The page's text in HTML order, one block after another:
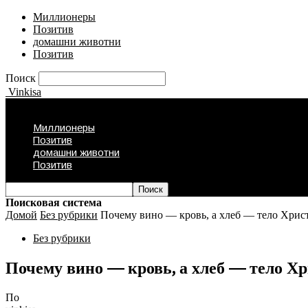
Миллионеры
Позитив
домашни животни
Позитив
Поиск
Vinkisa
Миллионеры
Позитив
домашни животни
Позитив
Поисковая система
Домой Без рубрики Почему вино — кровь, а хлеб — тело
Без рубрики
Почему вино — кровь, а хлеб — тело
По